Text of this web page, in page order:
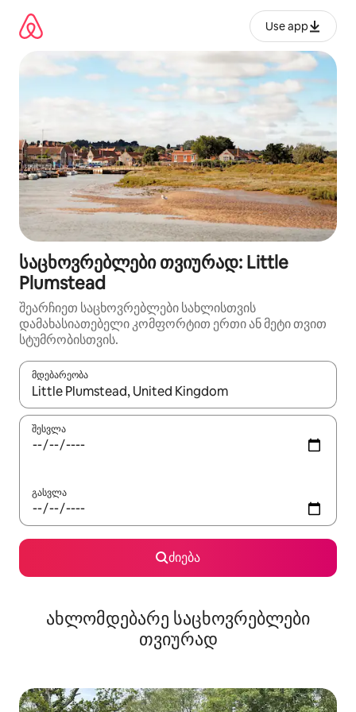
გადასვლა
Use app
საცხოვრებლები თვიურად: Little
Plumstead
შეარჩიეთ საცხოვრებლები სახლისთვის
დამახასიათებელი კომფორტით ერთი ან მეტი თვით
სტუმრობისთვის.
მდებარეობა
როცა შედეგები ხელმისაწვდომი გახდება, ნავიგაციისთვის
შესვლა
გასვლა
ძიება
ახლომდებარე საცხოვრებლები
თვიურად